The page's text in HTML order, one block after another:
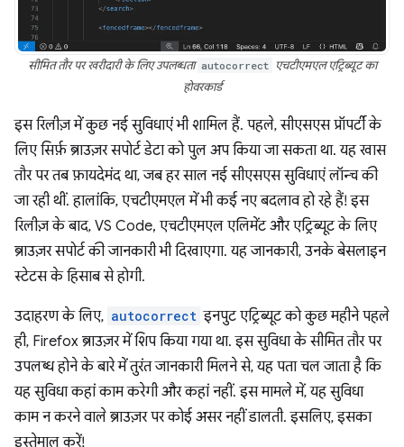
सीमित तौर पर खरीदारी के लिए उपलब्धता autocorrect एचटीएमएल एट्रिब्यूट का
होवरकार्ड
इस रिलीज़ में कुछ नई सुविधाएं भी शामिल हैं. पहले, सीएसएस प्रॉपर्टी के
लिए सिर्फ़ ब्राउज़र सपोर्ट डेटा को पुल अप किया जा सकता था. यह खास
तौर पर तब फ़ायदेमंद था, जब हर साल नई सीएसएस सुविधाएं लॉन्च की
जा रही थीं. हालांकि, एचटीएमएल में भी कई नए बदलाव हो रहे हैं! इस
रिलीज़ के बाद, VS Code, एचटीएमएल एलिमेंट और एट्रिब्यूट के लिए
ब्राउज़र सपोर्ट की जानकारी भी दिखाएगा. यह जानकारी, उनके बेसलाइन
स्टेटस के हिसाब से होगी.
उदाहरण के लिए, autocorrect इनपुट एट्रिब्यूट को कुछ महीने पहले
ही, Firefox ब्राउज़र में शिप किया गया था. इस सुविधा के सीमित तौर पर
उपलब्ध होने के बारे में तुरंत जानकारी मिलने से, यह पता चल जाता है कि
यह सुविधा कहां काम करेगी और कहां नहीं. इस मामले में, यह सुविधा
काम न करने वाले ब्राउज़र पर कोई असर नहीं डालती. इसलिए, इसका
इस्तेमाल करें!